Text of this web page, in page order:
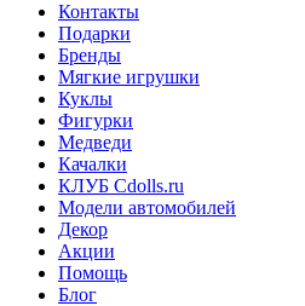
Контакты
Подарки
Бренды
Мягкие игрушки
Куклы
Фигурки
Медведи
Качалки
КЛУБ Cdolls.ru
Модели автомобилей
Декор
Акции
Помощь
Блог